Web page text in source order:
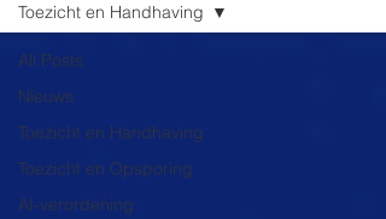
All Posts
Nieuws
Toezicht en Handhaving
Toezicht en Opsporing
AI-verordening
Toezicht en Handhaving